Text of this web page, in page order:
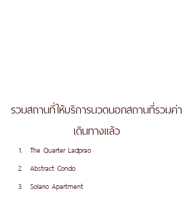
รวมสถานที่ให้บริการนวดนอกสถานที่รวมค่า
เดินทางแล้ว
The Quarter Ladprao
Abstract Condo
Solario Apartment